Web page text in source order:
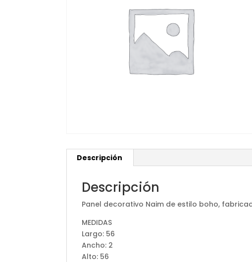
Descripción
Descripción
Panel decorativo Naim de estilo boho,
MEDIDAS
Largo: 56
Ancho: 2
Alto: 56